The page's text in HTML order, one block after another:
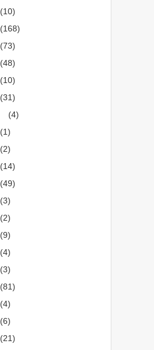
(10)
(168)
(73)
(48)
(10)
(31)
(4)
(1)
(2)
(14)
(49)
(3)
(2)
(9)
(4)
(3)
(81)
(4)
(6)
(21)